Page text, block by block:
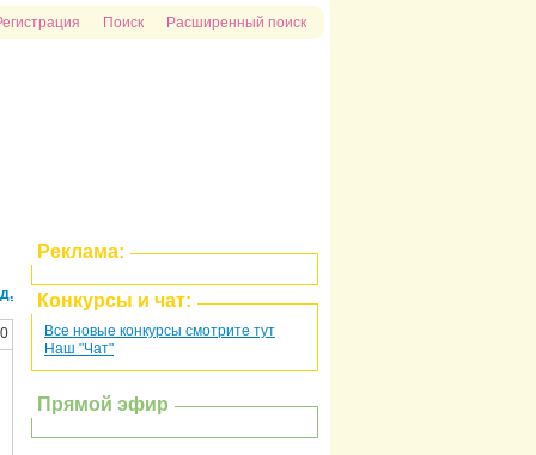
Поиск Расширенный поиск
Реклама:
Конкурсы и чат:
Все новые конкурсы смотрите тут
Наш "Чат"
Прямой эфир